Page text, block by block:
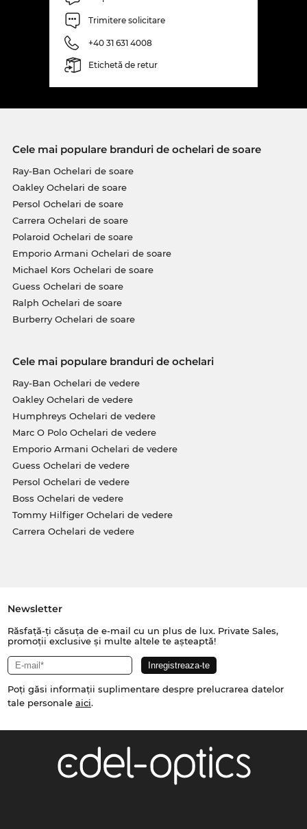
Trimitere solicitare
+40 31 631 4008
Etichetă de retur
Cele mai populare branduri de ochelari de soare
Ray-Ban Ochelari de soare
Oakley Ochelari de soare
Persol Ochelari de soare
Carrera Ochelari de soare
Polaroid Ochelari de soare
Emporio Armani Ochelari de soare
Michael Kors Ochelari de soare
Guess Ochelari de soare
Ralph Ochelari de soare
Burberry Ochelari de soare
Cele mai populare branduri de ochelari
Ray-Ban Ochelari de vedere
Oakley Ochelari de vedere
Humphreys Ochelari de vedere
Marc O Polo Ochelari de vedere
Emporio Armani Ochelari de vedere
Guess Ochelari de vedere
Persol Ochelari de vedere
Boss Ochelari de vedere
Tommy Hilfiger Ochelari de vedere
Carrera Ochelari de vedere
Newsletter
Răsfață-ți căsuța de e-mail cu un plus de lux. Private Sales,
promoții exclusive și multe altele te așteaptă!
Poți găsi informații suplimentare despre prelucrarea datelor
tale personale aici.